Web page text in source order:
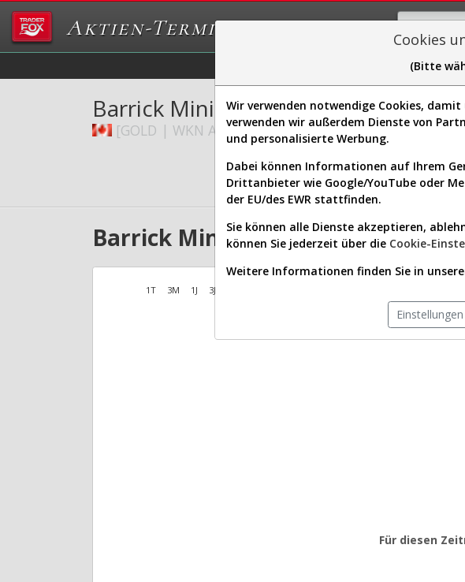
Aktien-Terminal
Sector-
Barrick Mining Corp.
[GOLD | WKN A417GQ | ISIN CA06849F1080]
Barrick Mining Aktien Verlauf seit
1T 3M 1J 3J
Für diesen
Cookies
(Bitte
Wir verwenden notwendige Cookies,
verwenden wir außerdem Dienste von
und personalisierte Werbung.
Dabei können Informationen auf Ihrem
Drittanbieter wie Google/YouTube oder
der EU/des EWR stattfinden.
Sie können alle Dienste akzeptieren,
können Sie jederzeit über die Cookie-
Weitere Informationen finden Sie in
Einstellungen